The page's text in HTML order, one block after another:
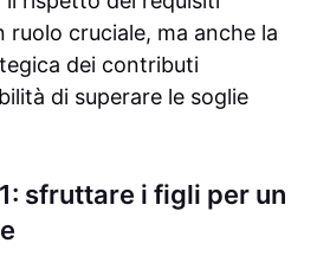
ruolo cruciale, ma anche la
dei contributi
di superare le soglie
sfruttare i figli per un